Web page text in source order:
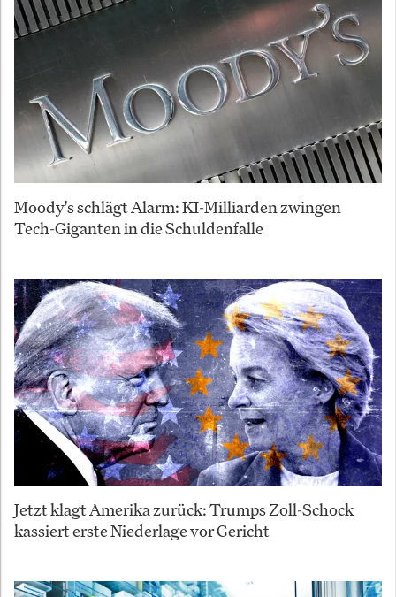
Moody's schlägt Alarm: KI-Milliarden zwingen
Tech-Giganten in die Schuldenfalle
Jetzt klagt Amerika zurück: Trumps Zoll-Schock
kassiert erste Niederlage vor Gericht